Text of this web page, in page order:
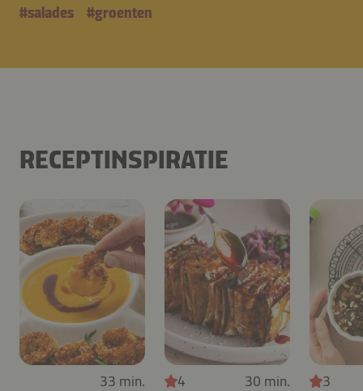
#salades #groenten
RECEPTINSPIRATIE
33 min. 4 30 min. 3